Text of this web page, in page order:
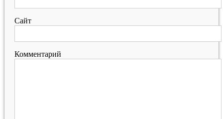
Сайт
Комментарий